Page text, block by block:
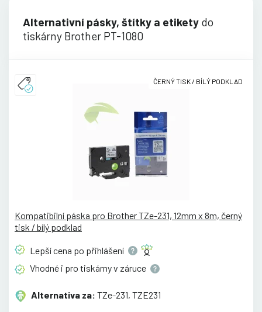
Alternativní pásky, štítky a etikety do
tiskárny Brother PT-1080
ČERNÝ TISK / BÍLÝ PODKLAD
Kompatibilní páska pro Brother TZe-231, 12mm x 8m, černý
tisk / bílý podklad
Lepší cena po přihlášení
Vhodné i pro tiskárny v záruce
Alternativa za: TZe-231, TZE231